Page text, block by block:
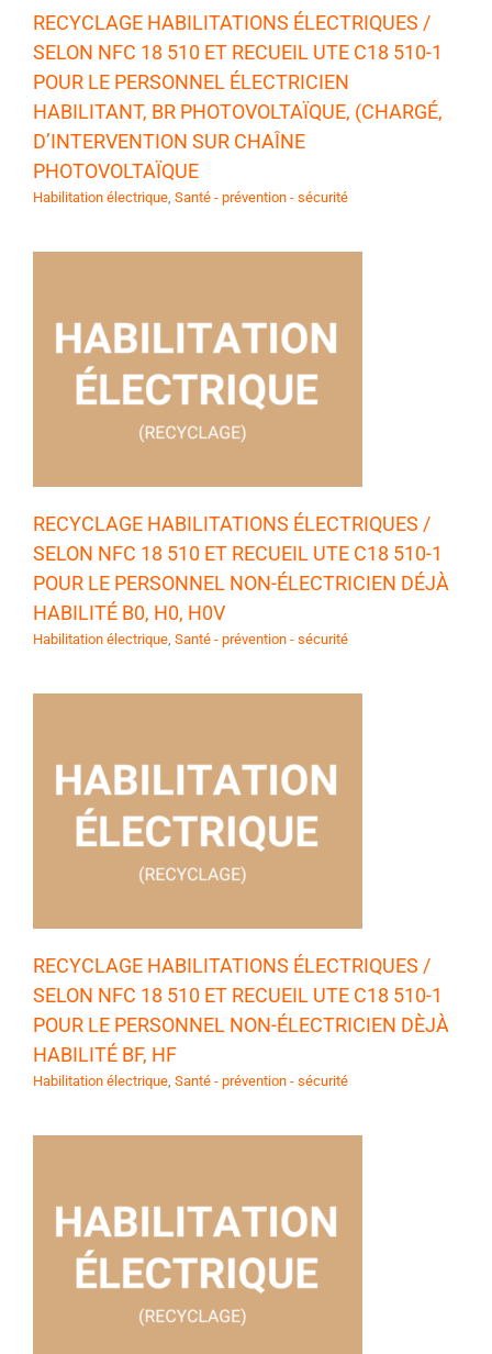
RECYCLAGE HABILITATIONS ÉLECTRIQUES /
SELON NFC 18 510 ET RECUEIL UTE C18 510-1
POUR LE PERSONNEL ÉLECTRICIEN
HABILITANT, BR PHOTOVOLTAÏQUE, (CHARGÉ,
D’INTERVENTION SUR CHAÎNE
PHOTOVOLTAÏQUE
Habilitation électrique, Santé - prévention - sécurité
RECYCLAGE HABILITATIONS ÉLECTRIQUES /
SELON NFC 18 510 ET RECUEIL UTE C18 510-1
POUR LE PERSONNEL NON-ÉLECTRICIEN DÉJÀ
HABILITÉ B0, H0, H0V
Habilitation électrique, Santé - prévention - sécurité
RECYCLAGE HABILITATIONS ÉLECTRIQUES /
SELON NFC 18 510 ET RECUEIL UTE C18 510-1
POUR LE PERSONNEL NON-ÉLECTRICIEN DÈJÀ
HABILITÉ BF, HF
Habilitation électrique, Santé - prévention - sécurité